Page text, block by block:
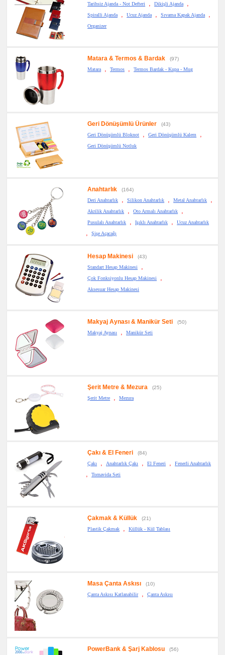
Tarihsiz Ajanda - Not Defteri , Dikişli Ajanda ,
Spiralli Ajanda , Ucuz Ajanda , Sıvama Kapak Ajanda ,
Organizer
Matara & Termos & Bardak
(97)
Matara
, Termos , Termos Bardak - Kupa - Mug
Geri Dönüşümlü Ürünler
(43)
Geri Dönüşümlü Bloknot
, Geri Dönüşümlü Kalem ,
Geri Dönüşümlü Notluk
Anahtarlık
(164)
Deri Anahtarlık
, Silikon Anahtarlık , Metal Anahtarlık ,
Akrilik Anahtarlık , Oto Armalı Anahtarlık ,
Pusulalı Anahtarlık , Işıklı Anahtarlık , Ucuz Anahtarlık
, Şişe Açacağı
Hesap Makinesi
(43)
Standart Hesap Makinesi
,
Çok Fonksiyonlu Hesap Makinesi ,
Aksesuar Hesap Makinesi
Makyaj Aynası & Manikür Seti
(50)
Makyaj Aynası
, Manikür Seti
Şerit Metre & Mezura
(25)
Şerit Metre
, Mezura
Çakı & El Feneri
(84)
Çakı
, Anahtarlık Çakı , El Feneri , Fenerli Anahtarlık
, Tornavida Seti
Çakmak & Küllük
(21)
Plastik Çakmak
, Küllük - Kül Tablası
Masa Çanta Askısı
(10)
Çanta Askısı Katlanabilir
, Çanta Askısı
PowerBank & Şarj Kablosu
(56)